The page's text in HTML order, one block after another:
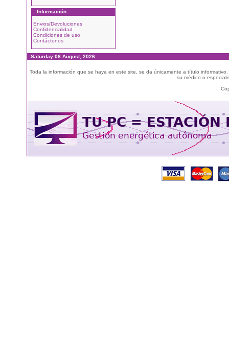
Información
Envios/Devoluciones
Confidencialidad
Condiciones de uso
Contáctenos
Saturday 08 August, 2026
Toda la información que se haya en este site, se da únicamente a título
su médico o